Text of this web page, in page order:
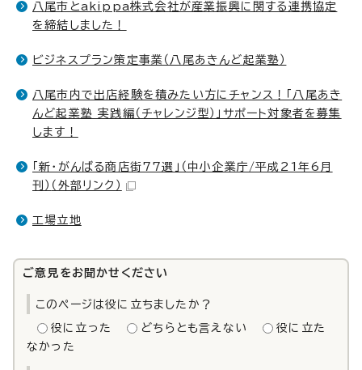
八尾市とakippa株式会社が産業振興に関する連携協定
を締結しました！
ビジネスプラン策定事業（八尾あきんど起業塾）
八尾市内で出店経験を積みたい方にチャンス！「八尾あき
んど起業塾 実践編（チャレンジ型）」サポート対象者を募集
します！
「新・がんばる商店街77選」（中小企業庁/平成21年6月
刊） （外部リンク）
工場立地
ご意見をお聞かせください
このページは役に立ちましたか？
役に立った どちらとも言えない
役に立た
なかった